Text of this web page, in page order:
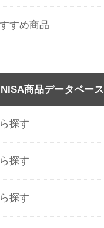
すめ商品
商品データベース
探す
探す
探す